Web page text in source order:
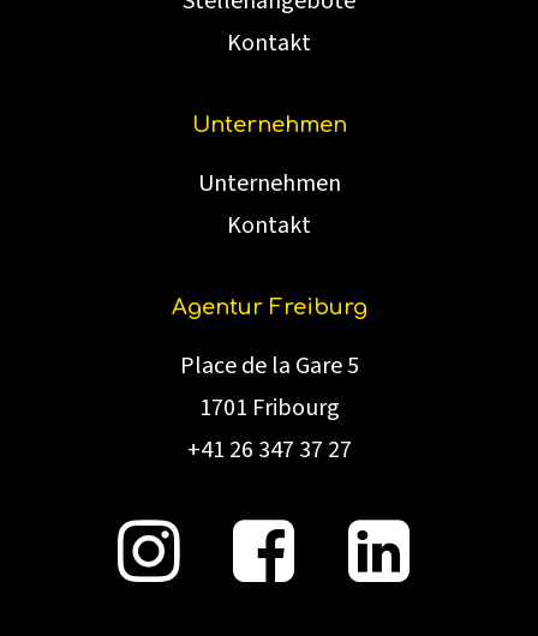
Kontakt
Unternehmen
Unternehmen
Kontakt
Agentur Freiburg
Place de la Gare 5
1701 Fribourg
+41 26 347 37 27